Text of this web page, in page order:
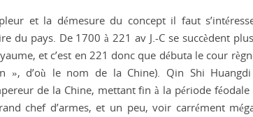
et la démesure du concept il faut
du pays. De 1700 à 221 av J.-C se succèdent
et c’est en 221 donc que débuta le cour
», d’où le nom de la Chine). Qin Shi
de la Chine, mettant fin à la période féodale
chef d’armes, et un peu, voir carrément